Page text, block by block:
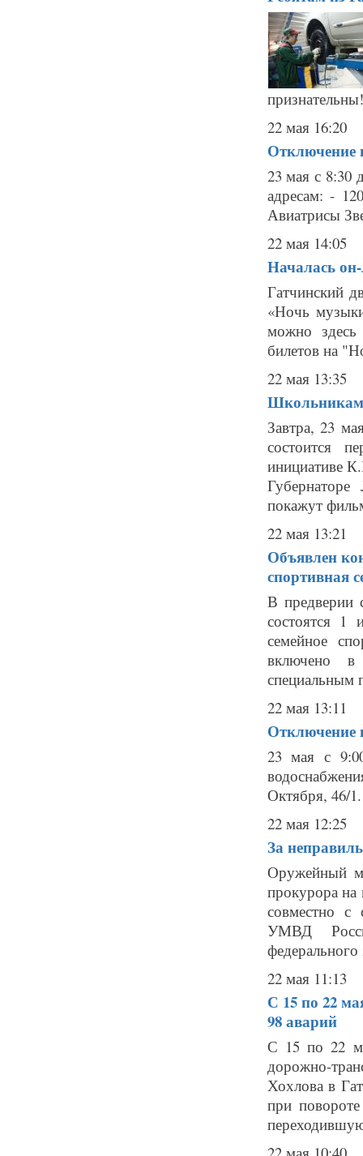
22 мая 16:20
Отключение
23 мая с 8:30
адресам: -
Авиатрисы
22 мая 14:05
Началась
Гатчинский
«Ночь
можно здесь
билетов на
22 мая 13:35
Школьникам
Завтра, 23
состоится
инициативе
покажут
22 мая 13:21
Объявлен
спортивная
В предверии
состоятся 1
семейное
включено в
специальным
22 мая 13:11
Отключение
23 мая с
Октября, 46/
22 мая 12:25
За
Оружейный
прокурора на
совместно с
УМВД
22 мая 11:13
С 15 по 22
98 аварий
С 15 по 22
дорожно-
Хохлова в
при